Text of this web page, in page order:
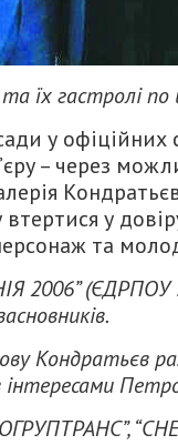
їх гастролі по
у офіційних
– через
втертися у
та
2006” (ЄДРПОУ
Кондратьєв
інтересами